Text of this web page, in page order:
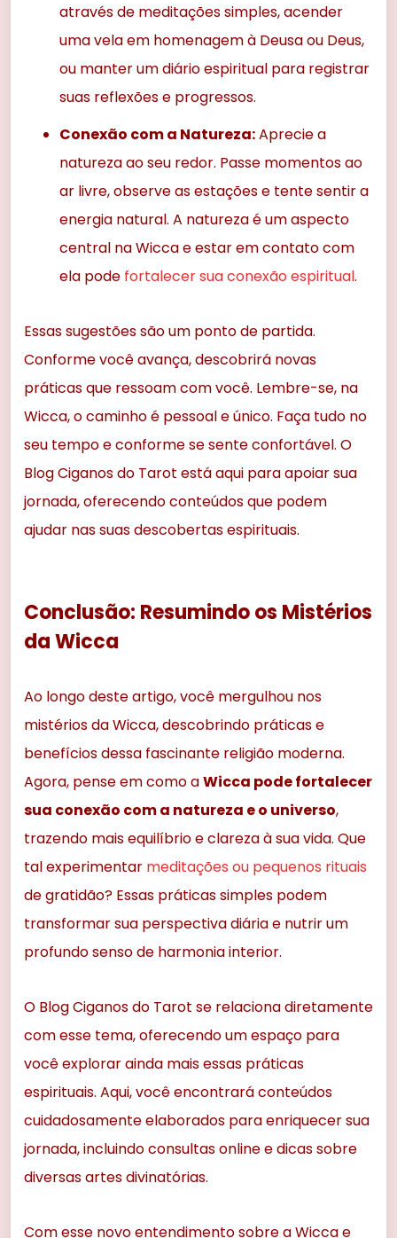
através de meditações simples, acender
uma vela em homenagem à Deusa ou Deus,
ou manter um diário espiritual para registrar
suas reflexões e progressos.
Conexão com a Natureza:Aprecie a
natureza ao seu redor. Passe momentos ao
ar livre, observe as estações e tente sentir a
energia natural. A natureza é um aspecto
central na Wicca e estar em contato com
ela pode fortalecer sua conexão espiritual.
Essas sugestões são um ponto de partida.
Conforme você avança, descobrirá novas
práticas que ressoam com você. Lembre-se, na
Wicca, o caminho é pessoal e único. Faça tudo no
seu tempo e conforme se sente confortável. O
Blog Ciganos do Tarot está aqui para apoiar sua
jornada, oferecendo conteúdos que podem
ajudar nas suas descobertas espirituais.
Conclusão: Resumindo os Mistérios
da Wicca
Ao longo deste artigo, você mergulhou nos
mistérios da Wicca, descobrindo práticas e
benefícios dessa fascinante religião moderna.
Agora, pense em como aWicca pode fortalecer
sua conexão com a natureza e o universo,
trazendo mais equilíbrio e clareza à sua vida. Que
tal experimentar meditações ou pequenos rituais
de gratidão? Essas práticas simples podem
transformar sua perspectiva diária e nutrir um
profundo senso de harmonia interior.
O Blog Ciganos do Tarot se relaciona diretamente
com esse tema, oferecendo um espaço para
você explorar ainda mais essas práticas
espirituais. Aqui, você encontrará conteúdos
cuidadosamente elaborados para enriquecer sua
jornada, incluindo consultas online e dicas sobre
diversas artes divinatórias.
Com esse novo entendimento sobre a Wicca e